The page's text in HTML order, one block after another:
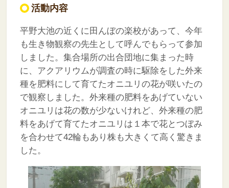
活動内容
平野大池の近くに田んぼの楽校があって、今年
も生き物観察の先生として呼んでもらって参加
しました。集合場所の出合団地に集まった時
に、アクアリウムが調査の時に駆除をした外来
種を肥料にして育てたオニユリの花が咲いたの
で観察しました。外来種の肥料をあげていない
オニユリは花の数が少ないけれど、外来種の肥
料をあげて育てたオニユリは１本で花とつぼみ
を合わせて42輪もあり株も大きくて高く驚きま
した。